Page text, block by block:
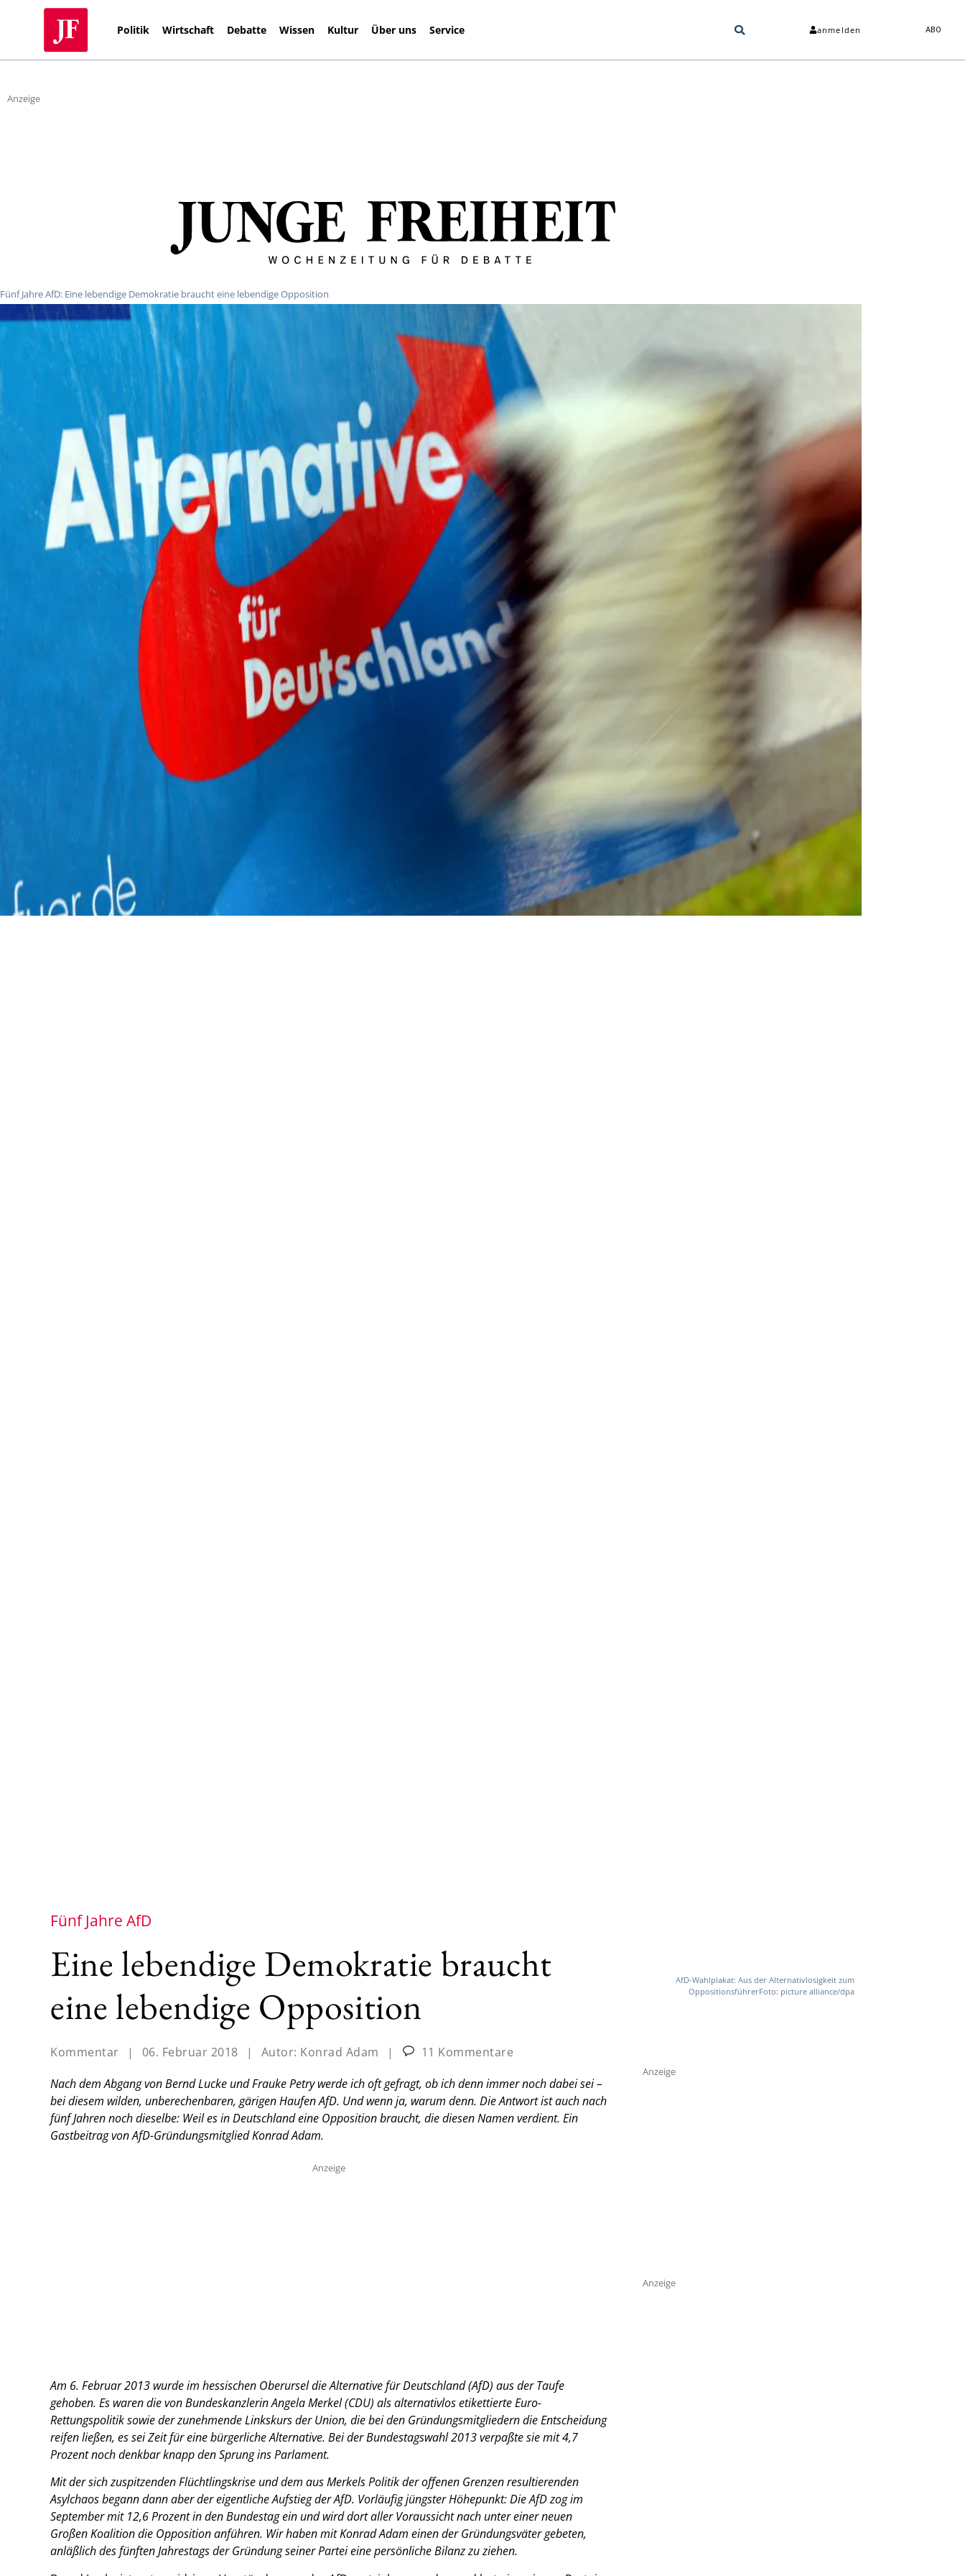
Politik Wirtschaft Debatte Wissen Kultur Über uns Service anmelden ABO
Anzeige
Fünf Jahre AfD: Eine lebendige Demokratie braucht eine lebendige Opposition
Fünf Jahre AfD
Eine lebendige Demokratie braucht
eine lebendige Opposition
Kommentar | 06. Februar 2018 | Autor: Konrad Adam |
11 Kommentare
Nach dem Abgang von Bernd Lucke und Frauke Petry werde ich oft gefragt, ob ich denn immer noch dabei sei –
bei diesem wilden, unberechenbaren, gärigen Haufen AfD. Und wenn ja, warum denn. Die Antwort ist auch nach
fünf Jahren noch dieselbe: Weil es in Deutschland eine Opposition braucht, die diesen Namen verdient. Ein
Gastbeitrag von AfD-Gründungsmitglied Konrad Adam.
Anzeige
Am 6. Februar 2013 wurde im hessischen Oberursel die Alternative für Deutschland (AfD) aus der Taufe
gehoben. Es waren die von Bundeskanzlerin Angela Merkel (CDU) als alternativlos etikettierte Euro-
Rettungspolitik sowie der zunehmende Linkskurs der Union, die bei den Gründungsmitgliedern die Entscheidung
reifen ließen, es sei Zeit für eine bürgerliche Alternative. Bei der Bundestagswahl 2013 verpaßte sie mit 4,7
Prozent noch denkbar knapp den Sprung ins Parlament.
Mit der sich zuspitzenden Flüchtlingskrise und dem aus Merkels Politik der offenen Grenzen resultierenden
Asylchaos begann dann aber der eigentliche Aufstieg der AfD. Vorläufig jüngster Höhepunkt: Die AfD zog im
September mit 12,6 Prozent in den Bundestag ein und wird dort aller Voraussicht nach unter einer neuen
Großen Koalition die Opposition anführen. Wir haben mit Konrad Adam einen der Gründungsväter gebeten,
anläßlich des fünften Jahrestags der Gründung seiner Partei eine persönliche Bilanz zu ziehen.
AfD-Wahlplakat: Aus der Alternativlosigkeit zum
OppositionsführerFoto: picture alliance/dpa
Anzeige
Anzeige